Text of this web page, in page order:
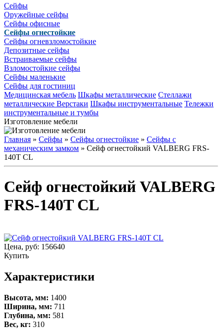
Сейфы
Оружейные сейфы
Сейфы офисные
Сейфы огнестойкие
Сейфы огневзломостойкие
Депозитные сейфы
Встраиваемые сейфы
Взломостойкие сейфы
Сейфы маленькие
Сейфы для гостиниц
Медицинская мебель Шкафы металлические Стеллажи
металлические Верстаки Шкафы инструментальные Тележки
инструментальные и тумбы
Изготовление мебели
Главная » Сейфы » Сейфы огнестойкие » Сейфы с
механическим замком » Сейф огнестойкий VALBERG FRS-
140T CL
Сейф огнестойкий VALBERG
FRS-140T CL
Цена, руб: 156640
Купить
Характеристики
Высота, мм: 1400
Ширина, мм: 711
Глубина, мм: 581
Вес, кг: 310